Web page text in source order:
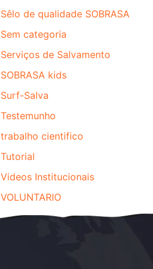
Sêlo de qualidade SOBRASA
Sem categoria
Serviços de Salvamento
SOBRASA kids
Surf-Salva
Testemunho
trabalho cientifico
Tutorial
Videos Institucionais
VOLUNTARIO